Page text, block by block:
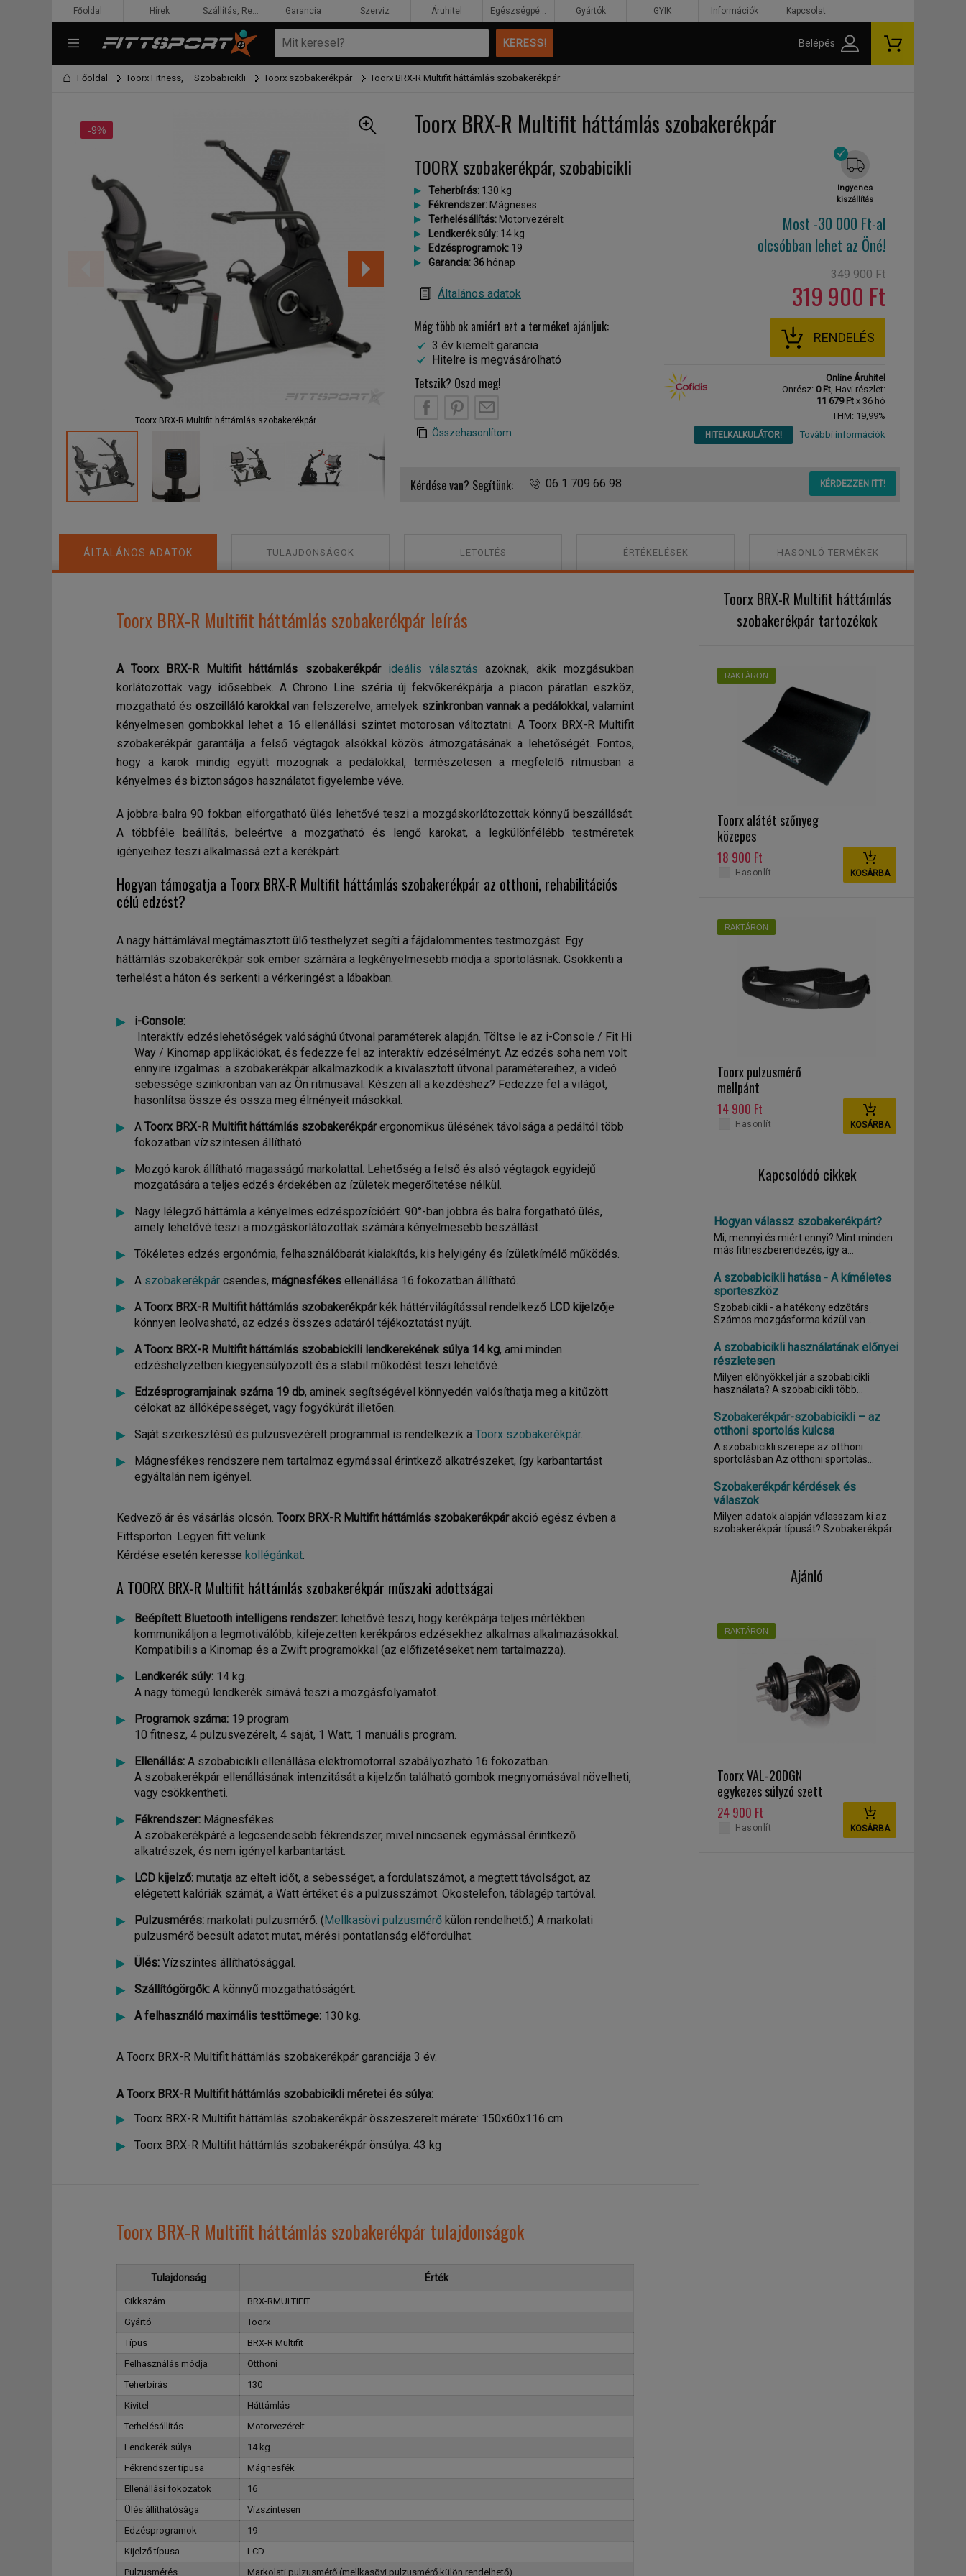
Főoldal Toorx Fitness, Szobabicikli Toorx szobakerékpár Toorx BRX-R Multifit háttámlás szobakerékpár
Toorx BRX-R Multifit háttámlás szobakerékpár
-9%
Toorx BRX-R Multifit háttámlás szobakerékpár
Ingyenes
kiszállítás
Most -30 000 Ft-al
olcsóbban lehet az Öné!
349 900 Ft
319 900 Ft
RENDELÉS
Online Áruhitel
Önrész: 0 Ft, Havi részlet:
11 679 Ft x 36 hó
THM: 19,99%
HITELKALKULÁTOR! További információk
TOORX szobakerékpár, szobabicikli
Teherbírás: 130 kg
Fékrendszer: Mágneses
Terhelésállítás: Motorvezérelt
Lendkerék súly: 14 kg
Edzésprogramok: 19
Garancia: 36 hónap
Általános adatok
Még több ok amiért ezt a terméket ajánljuk:
3 év kiemelt garancia
Hitelre is megvásárolható
Tetszik? Oszd meg!
FB PT
Összehasonlítom
Kérdése van? Segítünk: 06 1 709 66 98 KÉRDEZZEN ITT!
ÁLTALÁNOS ADATOK TULAJDONSÁGOK LETÖLTÉS ÉRTÉKELÉSEK HASONLÓ TERMÉKEK
Toorx BRX-R Multifit háttámlás szobakerékpár leírás
A Toorx BRX-R Multifit háttámlás szobakerékpár ideális választás azoknak, akik mozgásukban
korlátozottak vagy idősebbek. A Chrono Line széria új fekvőkerékpárja a piacon páratlan eszköz,
mozgatható és oszcilláló karokkal van felszerelve, amelyek szinkronban vannak a pedálokkal, valamint
kényelmesen gombokkal lehet a 16 ellenállási szintet motorosan változtatni. A Toorx BRX-R Multifit
szobakerékpár garantálja a felső végtagok alsókkal közös átmozgatásának a lehetőségét. Fontos,
hogy a karok mindig együtt mozognak a pedálokkal, természetesen a megfelelő ritmusban a
kényelmes és biztonságos használatot figyelembe véve.
A jobbra-balra 90 fokban elforgatható ülés lehetővé teszi a mozgáskorlátozottak könnyű beszállását.
A többféle beállítás, beleértve a mozgatható és lengő karokat, a legkülönfélébb testméretek
igényeihez teszi alkalmassá ezt a kerékpárt.
Hogyan támogatja a Toorx BRX-R Multifit háttámlás szobakerékpár az otthoni, rehabilitációs
célú edzést?
A nagy háttámlával megtámasztott ülő testhelyzet segíti a fájdalommentes testmozgást. Egy
háttámlás szobakerékpár sok ember számára a legkényelmesebb módja a sportolásnak. Csökkenti a
terhelést a háton és serkenti a vérkeringést a lábakban.
i-Console:
Interaktív edzéslehetőségek valósághú útvonal paraméterek alapján. Töltse le az i-Console / Fit Hi
Way / Kinomap applikációkat, és fedezze fel az interaktív edzésélményt. Az edzés soha nem volt
ennyire izgalmas: a szobakerékpár alkalmazkodik a kiválasztott útvonal paramétereihez, a videó
sebessége szinkronban van az Ön ritmusával. Készen áll a kezdéshez? Fedezze fel a világot,
hasonlítsa össze és ossza meg élményeit másokkal.
A Toorx BRX-R Multifit háttámlás szobakerékpárergonomikus ülésének távolsága a pedáltól több
fokozatban vízszintesen állítható.
Mozgó karok állítható magasságú markolattal. Lehetőség a felső és alsó végtagok egyidejű
mozgatására a teljes edzés érdekében az ízületek megerőltetése nélkül.
Nagy lélegző háttámla a kényelmes edzéspozícióért. 90°-ban jobbra és balra forgatható ülés,
amely lehetővé teszi a mozgáskorlátozottak számára kényelmesebb beszállást.
Tökéletes edzés ergonómia, felhasználóbarát kialakítás, kis helyigény és ízületkímélő működés.
A szobakerékpár csendes, mágnesfékes ellenállása 16 fokozatban állítható.
A Toorx BRX-R Multifit háttámlás szobakerékpárkék háttérvilágítással rendelkező LCD kijelzője
könnyen leolvasható, az edzés összes adatáról téjékoztatást nyújt.
AToorx BRX-R Multifit háttámlás szobabickili lendkerekének súlya 14 kg, ami minden
edzéshelyzetben kiegyensúlyozott és a stabil működést teszi lehetővé.
Edzésprogramjainak száma 19 db, aminek segítségével könnyedén valósíthatja meg a kitűzött
célokat az állóképességet, vagy fogyókúrát illetően.
Saját szerkesztésű és pulzusvezérelt programmal is rendelkezik a Toorx szobakerékpár.
Mágnesfékes rendszere nem tartalmaz egymással érintkező alkatrészeket, így karbantartást
egyáltalán nem igényel.
Kedvező ár és vásárlás olcsón. Toorx BRX-R Multifit háttámlás szobakerékpárakció egész évben a
Fittsporton. Legyen fitt velünk.
Kérdése esetén keresse kollégánkat.
A TOORX BRX-R Multifit háttámlás szobakerékpár műszaki adottságai
Beépített Bluetooth intelligens rendszer: lehetővé teszi, hogy kerékpárja teljes mértékben
kommunikáljon a legmotiválóbb, kifejezetten kerékpáros edzésekhez alkalmas alkalmazásokkal.
Kompatibilis a Kinomap és a Zwift programokkal (az előfizetéseket nem tartalmazza).
Lendkerék súly: 14 kg.
A nagy tömegű lendkerék simává teszi a mozgásfolyamatot.
Programok száma: 19 program
10 fitnesz, 4 pulzusvezérelt, 4 saját, 1 Watt, 1 manuális program.
Ellenállás: A szobabicikli ellenállása elektromotorral szabályozható 16 fokozatban.
A szobakerékpár ellenállásának intenzitását a kijelzőn található gombok megnyomásával növelheti,
vagy csökkentheti.
Fékrendszer: Mágnesfékes
A szobakerékpáré a legcsendesebb fékrendszer, mivel nincsenek egymással érintkező
alkatrészek, és nem igényel karbantartást.
LCD kijelző: mutatja az eltelt időt, a sebességet, a fordulatszámot, a megtett távolságot, az
elégetett kalóriák számát, a Watt értéket és a pulzusszámot. Okostelefon, táblagép tartóval.
Pulzusmérés: markolati pulzusmérő. (Mellkasövi pulzusmérő külön rendelhető.) A markolati
pulzusmérő becsült adatot mutat, mérési pontatlanság előfordulhat.
Ülés: Vízszintes állíthatósággal.
Szállítógörgők: A könnyű mozgathatóságért.
A felhasználó maximális testtömege: 130 kg.
A Toorx BRX-R Multifit háttámlás szobakerékpár garanciája 3 év.
A Toorx BRX-R Multifit háttámlás szobabicikli méretei és súlya:
Toorx BRX-R Multifit háttámlás szobakerékpár összeszerelt mérete: 150x60x116 cm
Toorx BRX-R Multifit háttámlás szobakerékpár önsúlya: 43 kg
Toorx BRX-R Multifit háttámlás szobakerékpár tulajdonságok
Tulajdonság Érték
Cikkszám
BRX-RMULTIFIT
Gyártó
Toorx
Típus
BRX-R Multifit
Felhasználás módja
Otthoni
Teherbírás
130
Kivitel
Háttámlás
Terhelésállítás
Motorvezérelt
Lendkerék súlya
14 kg
Fékrendszer típusa
Mágnesfék
Ellenállási fokozatok
16
Ülés állíthatósága
Vízszintesen
Edzésprogramok
19
Kijelző típusa
LCD
Pulzusmérés
Markolati pulzusmérő (mellkasövi pulzusmérő külön rendelhető)
Toorx BRX-R Multifit háttámlás
szobakerékpár tartozékok
RAKTÁRON
Toorx alátét szőnyeg
közepes
18 900 Ft
KOSÁRBA
Hasonlít
RAKTÁRON
Toorx pulzusmérő
mellpánt
14 900 Ft
KOSÁRBA
Hasonlít
Kapcsolódó cikkek
Hogyan válassz szobakerékpárt?
Mi, mennyi és miért ennyi? Mint minden
más fitneszberendezés, így a
A szobabicikli hatása - A kíméletes
sporteszköz
Szobabicikli - a hatékony edzőtárs
Számos mozgásforma közül van
A szobabicikli használatának előnyei
részletesen
Milyen előnyökkel jár a szobabicikli
használata? A szobabicikli több
Szobakerékpár-szobabicikli – az
otthoni sportolás kulcsa
A szobabicikli szerepe az otthoni
sportolásban Az otthoni sportolás
Szobakerékpár kérdések és
válaszok
Milyen adatok alapján válasszam ki az
szobakerékpár típusát? Szobakerékpár
Ajánló
RAKTÁRON
Toorx VAL-20DGN
egykezes súlyzó szett
20 kg
24 900 Ft
KOSÁRBA
Hasonlít
Főoldal Hírek Szállítás, Rendelés, Fizetés Garancia Szerviz Áruhitel Egészségpénztár Gyártók GYIK Információk Kapcsolat
Belépés